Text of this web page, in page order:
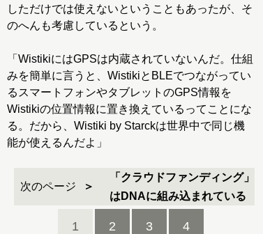
しただけでは使えないということもあったが、そ
のへんも考慮しているという。
「WistikiにはGPSは内蔵されていないんだ。仕組
みを簡単に言うと、WistikiとBLEでつながってい
るスマートフォンやタブレットのGPS情報を
Wistikiの位置情報に置き換えているってことにな
る。だから、Wistiki by Starckは世界中で同じ機
能が使えるんだよ」
次のページ
「クラウドファンディング」
はDNAに組み込まれている
1 2 3 4